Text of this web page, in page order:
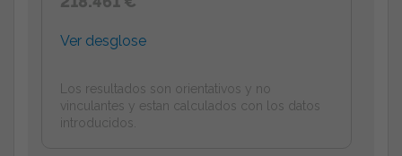
Ver desglose
Los resultados son orientativos y no
vinculantes y estan calculados con los datos
introducidos.